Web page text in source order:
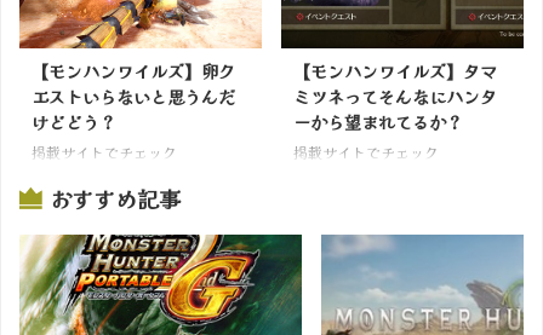
【モンハンワイルズ】卵ク
エストいらないと思うんだ
けどどう？
掲載サイトでチェック
【モンハンワイルズ】タマ
ミツネってそんなにハンタ
ーから望まれてるか？
掲載サイトでチェック
おすすめ記事